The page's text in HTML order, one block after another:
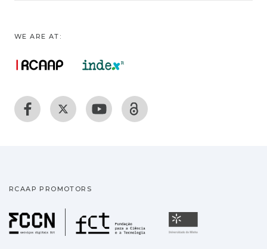
WE ARE AT:
RCAAP PROMOTORS
Fundação para a